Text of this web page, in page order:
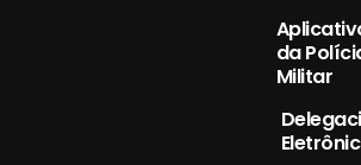
da
Militar